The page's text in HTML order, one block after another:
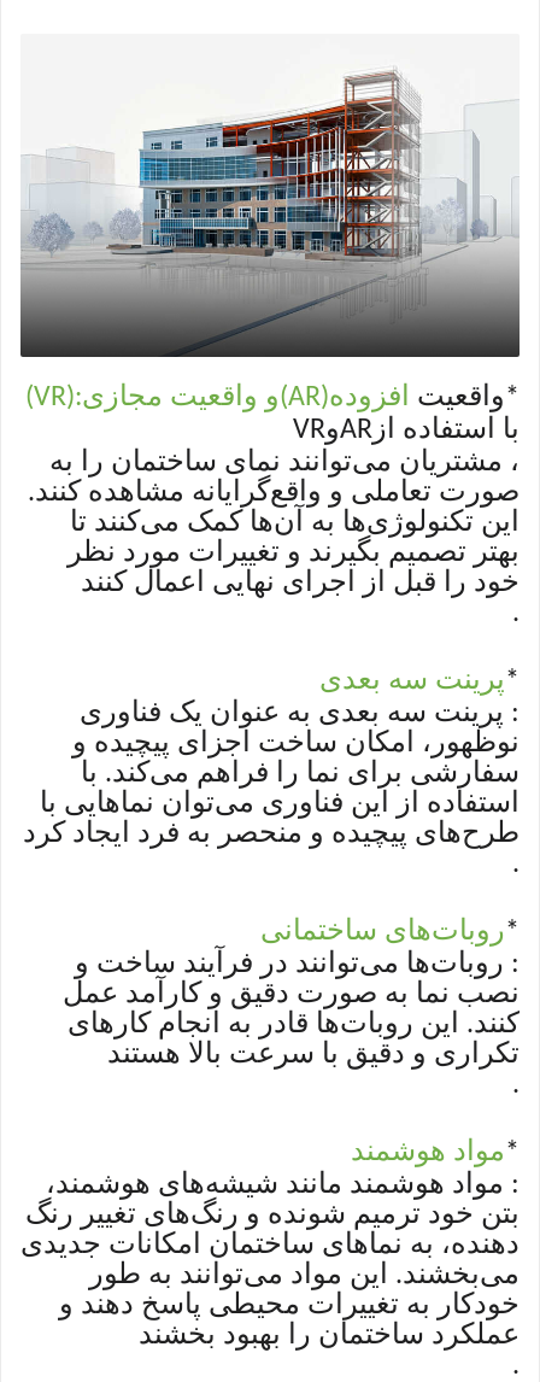
*واقعیت افزوده(AR)و واقعیت مجازی(VR):
با استفاده از ARوVR
، مشتریان می‌توانند نمای ساختمان را به
صورت تعاملی و واقع‌گرایانه مشاهده کنند.
این تکنولوژی‌ها به آن‌ها کمک می‌کنند تا
بهتر تصمیم بگیرند و تغییرات مورد نظر
خود را قبل از اجرای نهایی اعمال کنند
.
*پرینت سه بعدی
: پرینت سه بعدی به عنوان یک فناوری
نوظهور، امکان ساخت اجزای پیچیده و
سفارشی برای نما را فراهم می‌کند. با
استفاده از این فناوری می‌توان نماهایی با
طرح‌های پیچیده و منحصر به فرد ایجاد کرد
.
*روبات‌های ساختمانی
: روبات‌ها می‌توانند در فرآیند ساخت و
نصب نما به صورت دقیق و کارآمد عمل
کنند. این روبات‌ها قادر به انجام کارهای
تکراری و دقیق با سرعت بالا هستند
.
*مواد هوشمند
: مواد هوشمند مانند شیشه‌های هوشمند،
بتن خود ترمیم شونده و رنگ‌های تغییر رنگ
دهنده، به نماهای ساختمان امکانات جدیدی
می‌بخشند. این مواد می‌توانند به طور
خودکار به تغییرات محیطی پاسخ دهند و
عملکرد ساختمان را بهبود بخشند
.